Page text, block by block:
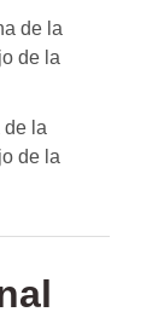
de la
de la
de la
de la